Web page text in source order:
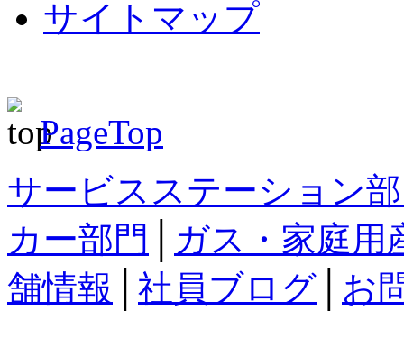
サイトマップ
PageTop
サービスステーション
カー部門
ガス・家庭用
舗情報
社員ブログ お